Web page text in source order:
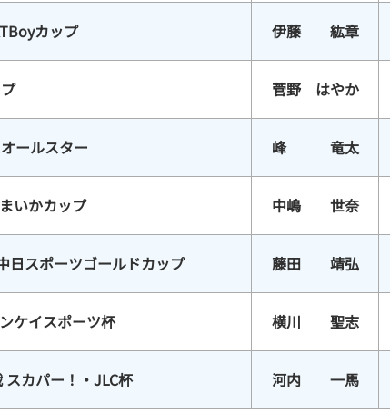
カップ 伊藤 紘章
菅野 はやか
ールスター 峰 竜太
いかカップ 中嶋 世奈
日スポーツゴールドカップ 藤田 靖弘
ケイスポーツ杯 横川 聖志
カパー！・JLC杯 河内 一馬